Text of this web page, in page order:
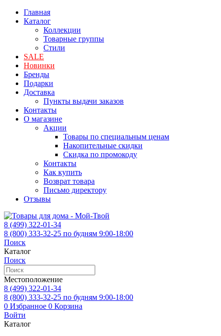
Главная
Каталог
Коллекции
Товарные группы
Стили
SALE
Новинки
Бренды
Подарки
Доставка
Пункты выдачи заказов
Контакты
О магазине
Акции
Товары по специальным ценам
Накопительные скидки
Скидка по промокоду
Контакты
Как купить
Возврат товара
Письмо директору
Отзывы
8 (499) 322-01-34
8 (800) 333-32-25 по будням 9:00-18:00
Поиск
Каталог
Поиск
Местоположение
8 (499) 322-01-34
8 (800) 333-32-25 по будням 9:00-18:00
0 Избранное 0 Корзина
Войти
Каталог